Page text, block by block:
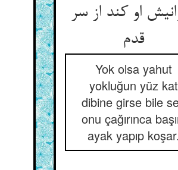
او کند از سر
Yok olsa yahut
yokluğun yüz kat
dibine girse bile
onu çağırınca
ayak yapıp koşar.